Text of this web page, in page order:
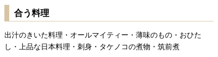
合う料理
出汁のきいた料理・オールマイティー・薄味のもの・おひた
し・上品な日本料理・刺身・タケノコの煮物・筑前煮